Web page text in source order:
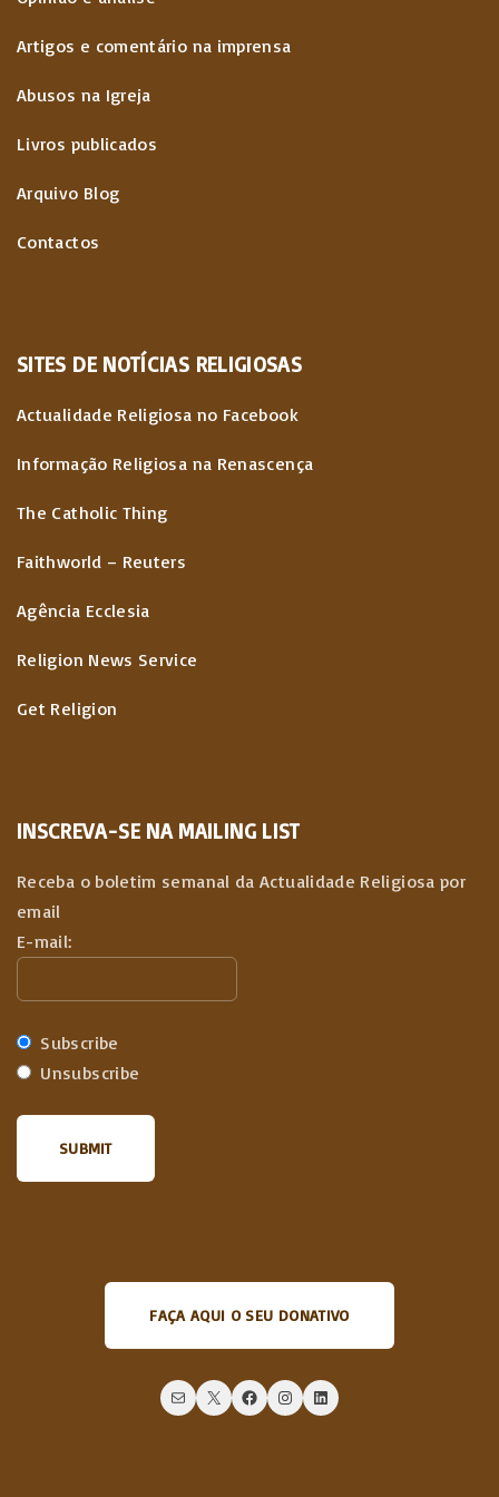
o
n
t
s
e
Artigos e comentário na imprensa
Abusos na Igreja
Livros publicados
Arquivo Blog
Contactos
SITES DE NOTÍCIAS RELIGIOSAS
Actualidade Religiosa no Facebook
Informação Religiosa na Renascença
The Catholic Thing
Faithworld – Reuters
Agência Ecclesia
Religion News Service
Get Religion
INSCREVA-SE NA MAILING LIST
Receba o boletim semanal da Actualidade Religiosa por
email
E-mail:
Subscribe
Unsubscribe
FAÇA AQUI O SEU DONATIVO
Mail X Facebook Instagram LinkedIn